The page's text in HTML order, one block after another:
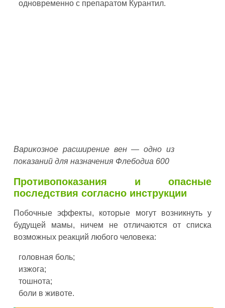
одновременно с препаратом Курантил.
Варикозное расширение вен — одно из
показаний для назначения Флебодиа 600
Противопоказания и опасные
последствия согласно инструкции
Побочные эффекты, которые могут возникнуть у
будущей мамы, ничем не отличаются от списка
возможных реакций любого человека:
головная боль;
изжога;
тошнота;
боли в животе.